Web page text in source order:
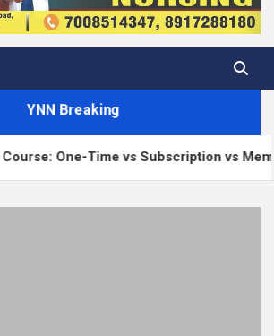
YNN Breaking
Subscription vs Membership